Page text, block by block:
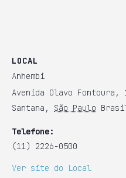
LOCAL
Anhembi
Avenida Olavo Fontoura,
Santana , São Paulo Brasil
Telefone:
(11) 2226-0500
Ver site do Local